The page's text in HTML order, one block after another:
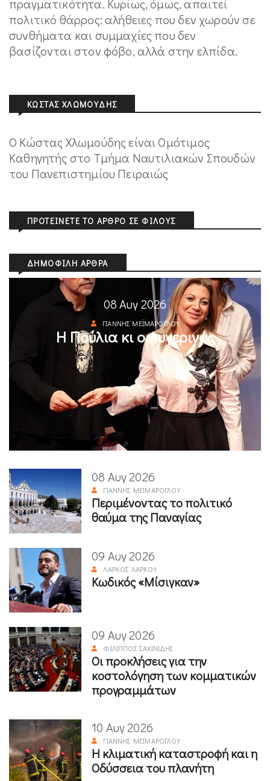
πραγματικότητα. Κυρίως, όμως, απαιτεί
πολιτικό θάρρος: αλήθειες που δεν χωρούν σε
συνθήματα και συμμαχίες που δεν
βασίζονται στον φόβο, αλλά στην ελπίδα.
ΚΏΣΤΑΣ ΧΛΩΜΟΎΔΗΣ
Ο Κώστας Χλωμούδης είναι Ομότιμος
Καθηγητής στο Τμήμα Ναυτιλιακών Σπουδών
του Πανεπιστημίου Πειραιώς
ΠΡΟΤΕΊΝΕΤΕ ΤΟ ΆΡΘΡΟ ΣΕ ΦΊΛΟΥΣ
ΔΗΜΟΦΙΛΉ ΆΡΘΡΑ
08 Αυγ 2026
ΓΙΆΝΝΗΣ ΜΕΪΜΆΡΟΓΛΟΥ
Η Πούλια κι ο Αυγερινός
08 Αυγ 2026
ΓΙΆΝΝΗΣ ΜΕΪΜΆΡΟΓΛΟΥ
Περιμένοντας το πολιτικό
θαύμα της Παναγίας
09 Αυγ 2026
ΛΆΡΚΟΣ ΛΆΡΚΟΥ
Κωδικός «Μίσιγκαν»
09 Αυγ 2026
ΦΊΛΙΠΠΟΣ ΣΑΧΙΝΊΔΗΣ
Οι προκλήσεις για την
κοστολόγηση των κομματικών
προγραμμάτων
10 Αυγ 2026
ΓΙΆΝΝΗΣ ΜΕΪΜΆΡΟΓΛΟΥ
Η κλιματική καταστροφή και η
Οδύσσεια του πλανήτη